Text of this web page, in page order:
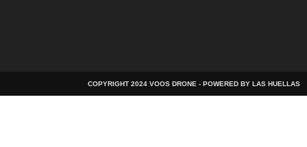
COPYRIGHT 2024 VOOS DRONE - POWERED BY LAS HUELLAS